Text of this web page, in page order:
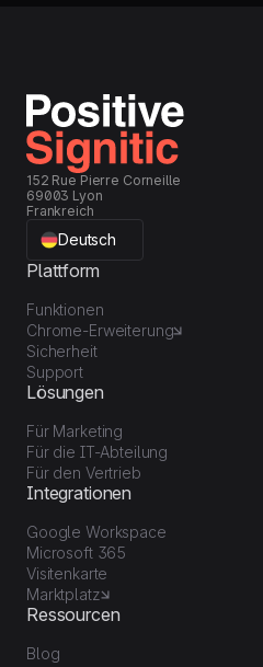
152 Rue Pierre Corneille
69003 Lyon
Frankreich
Deutsch
Plattform
Funktionen
Chrome-Erweiterung
Sicherheit
Support
Lösungen
Für Marketing
Für die IT-Abteilung
Für den Vertrieb
Integrationen
Google Workspace
Microsoft 365
Visitenkarte
Marktplatz
Ressourcen
Blog